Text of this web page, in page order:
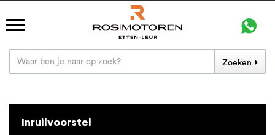
Zoeken
Inruilvoorstel